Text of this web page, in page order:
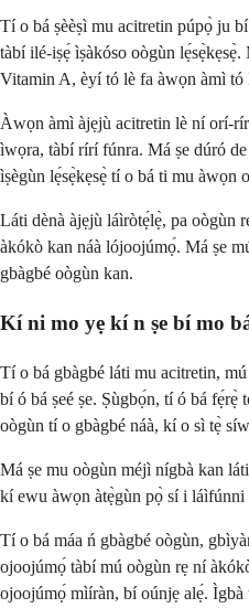
Tí o bá ṣèèṣì mu acitretin púpọ̀ ju
tàbí ilé-iṣẹ́ ìṣàkóso oògùn
Vitamin A, èyí tó lè fa àwọn àmì tó
Àwọn àmì àjẹjù acitretin lè ní orí-
ìwọra, tàbí rírí fúnra. Má ṣe dúró
ìṣègùn lẹ́sẹ̀kẹsẹ̀ tí o bá ti mu àwọn
Láti dènà àjẹjù láìròtẹ́lẹ̀, pa oògùn
àkókò kan náà lójoojúmọ́. Má ṣe
gbàgbé oògùn kan.
Kí ni mo yẹ kí n ṣe bí mo
Tí o bá gbàgbé láti mu acitretin,
bí ó bá ṣeé ṣe. Ṣùgbọ́n, tí ó bá
oògùn tí o gbàgbé náà, kí o sì tẹ̀
Má ṣe mu oògùn méjì nígbà kan
kí ewu àwọn àtẹ̀gùn pọ̀ sí i
Tí o bá máa ń gbàgbé oògùn,
ojoojúmọ́ tàbí mú oògùn rẹ ní
ojoojúmọ́ mìíràn, bí oúnjẹ alẹ́.